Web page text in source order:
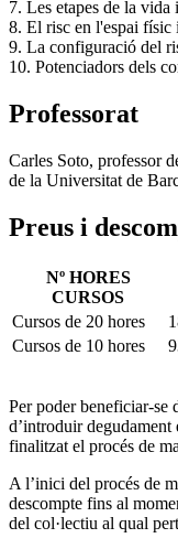
7. Les etapes de la
8. El risc en l'espai físic
9. La configuració del
10. Potenciadors dels
Professorat
Carles Soto, professor
de la Universitat de
Preus i
Nº HORES
CURSOS
Cursos de 20 hores
Cursos de 10 hores
Per poder beneficiar-se
d’introduir
finalitzat el procés de
A l’inici del procés de
descompte fins al
del col·lectiu al qual